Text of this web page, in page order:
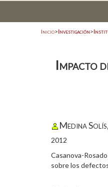
Inicio>Investigación>
Impacto
Medina
2012
Casanova-
sobre los